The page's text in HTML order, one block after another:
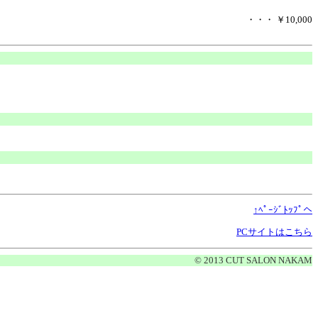
・・・ ￥10,000
↑ﾍﾟｰｼﾞﾄｯﾌﾟへ
PCサイトはこちら
© 2013 CUT SALON NAKAM